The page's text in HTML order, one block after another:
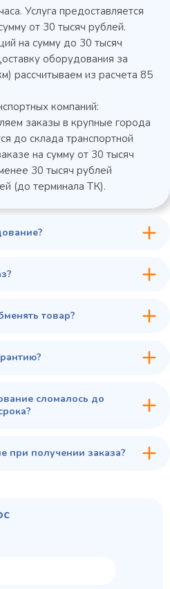
В сравнение
В избранное
В корзину
Услуга предоставляется
от 30 тысяч рублей.
на сумму до 30 тысяч
оборудования за
из расчета 85
компаний:
заказы в крупные города
до склада транспортной
на сумму от 30 тысяч
30 тысяч рублей
(до терминала ТК).
товар?
сломалось до
при получении заказа?